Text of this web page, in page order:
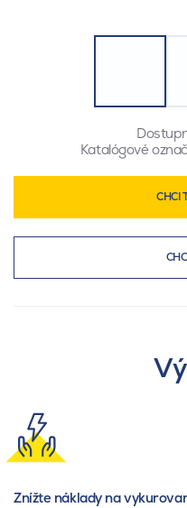
Katalógové
CHCI
Znížte náklady na